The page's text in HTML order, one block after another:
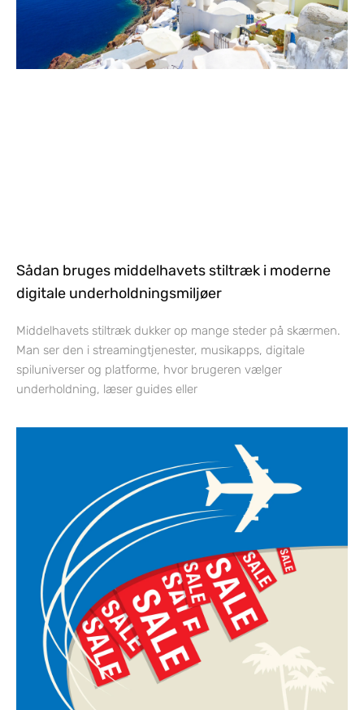
Sådan bruges middelhavets stiltræk i moderne
digitale underholdningsmiljøer
Middelhavets stiltræk dukker op mange steder på skærmen.
Man ser den i streamingtjenester, musikapps, digitale
spiluniverser og platforme, hvor brugeren vælger
underholdning, læser guides eller